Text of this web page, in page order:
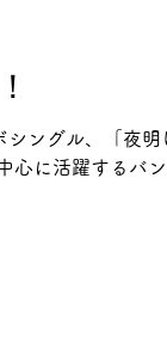
ングル、「夜明
に活躍するバン